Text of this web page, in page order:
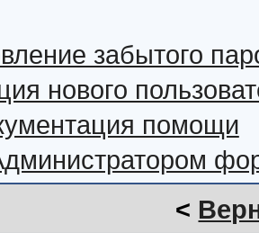
забытого
нового
помощи
<